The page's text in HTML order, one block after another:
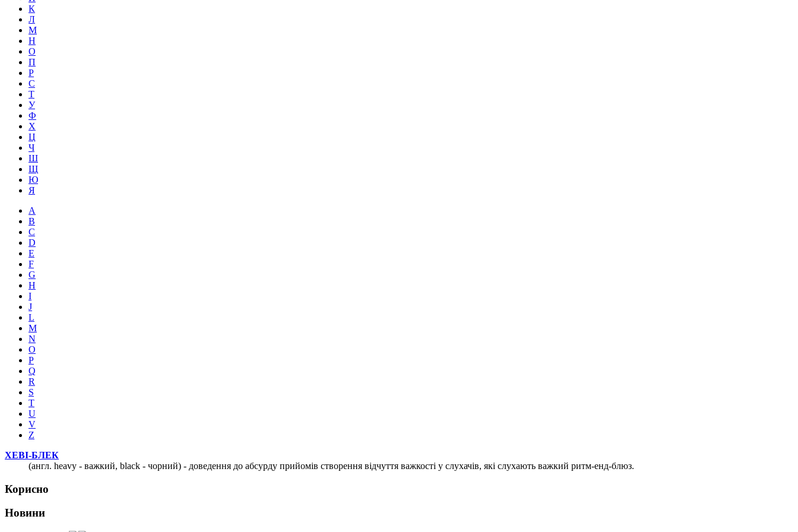
К
Л
М
Н
О
П
Р
С
Т
У
Ф
Х
Ц
Ч
Ш
Щ
Ю
Я
A
B
C
D
E
F
G
H
I
J
L
M
N
O
P
Q
R
S
T
U
V
Z
ХЕВІ-БЛЕК
(англ. heavy - важкий, black - чорний) - доведення до абсурду прийомів створення відчуття важкості у слухачів, які слухають важкий ритм-енд-блюз.
Корисно
Новини